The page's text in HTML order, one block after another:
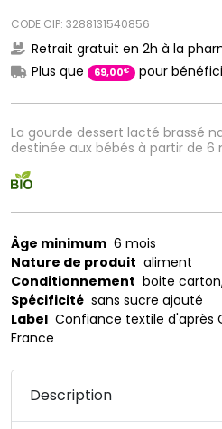
La gourde dessert lacté brassé
destinée aux bébés à partir de 6
CODE CIP: 3288131540856
Retrait gratuit en 2h à la
Plus que
69,00€ pour
Âge minimum 6 mois
Nature de produit aliment
Conditionnement boite
Spécificité sans sucre ajouté
Label Confiance textile d'après
France
Description